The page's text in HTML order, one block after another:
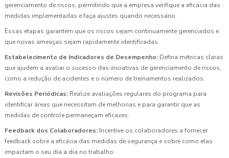
gerenciamento de riscos, permitindo que a empresa verifique a eficácia das
medidas implementadas e faça ajustes quando necessário.
Essas etapas garantem que os riscos sejam continuamente gerenciados e
que novas ameaças sejam rapidamente identificadas.
Estabelecimento de Indicadores de Desempenho: Defina métricas claras
que ajudem a avaliar o sucesso das iniciativas de gerenciamento de riscos,
como a redução de acidentes e o número de treinamentos realizados.
Revisões Periódicas: Realize avaliações regulares do programa para
identificar áreas que necessitam de melhorias e para garantir que as
medidas de controle permaneçam eficazes.
Feedback dos Colaboradores: Incentive os colaboradores a fornecer
feedback sobre a eficácia das medidas de segurança e sobre como elas
impactam o seu dia a dia no trabalho.